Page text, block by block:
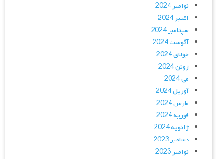
نوامبر 2024
اکتبر 2024
سپتامبر 2024
آگوست 2024
جولای 2024
ژوئن 2024
می 2024
آوریل 2024
مارس 2024
فوریه 2024
ژانویه 2024
دسامبر 2023
نوامبر 2023